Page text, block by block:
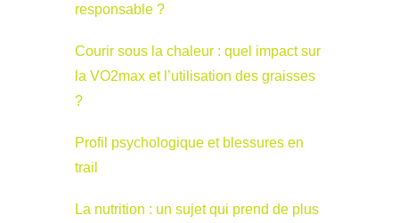
responsable ?
Courir sous la chaleur : quel impact sur
la VO2max et l’utilisation des graisses
?
Profil psychologique et blessures en
trail
La nutrition : un sujet qui prend de plus